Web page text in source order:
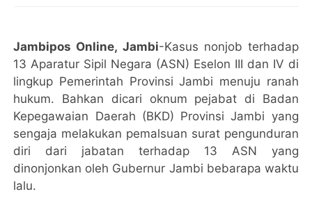
Jambipos Online, Jambi-Kasus nonjob terhadap
13 Aparatur Sipil Negara (ASN) Eselon III dan IV di
lingkup Pemerintah Provinsi Jambi menuju ranah
hukum. Bahkan dicari oknum pejabat di Badan
Kepegawaian Daerah (BKD) Provinsi Jambi yang
sengaja melakukan pemalsuan surat pengunduran
diri dari jabatan terhadap 13 ASN yang
dinonjonkan oleh Gubernur Jambi bebarapa waktu
lalu.